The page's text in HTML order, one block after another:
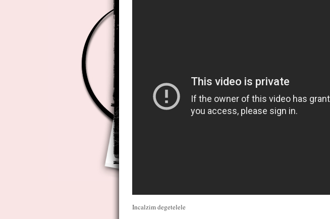
Incalzim degetelele